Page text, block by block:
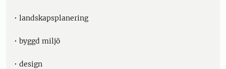
• landskapsplanering
• byggd miljö
• design